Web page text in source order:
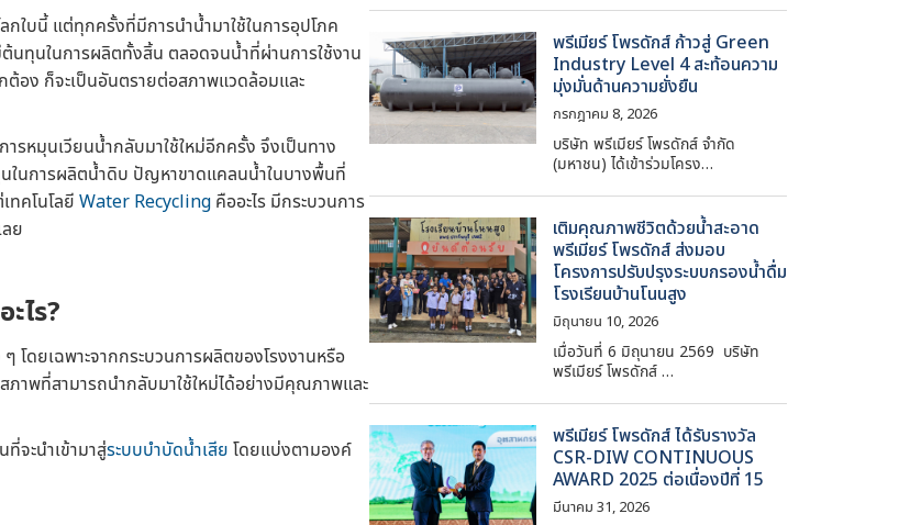
ใบนี้ แต่ทุกครั้งที่มีการนำน้ำมาใช้ในการอุปโภค
นทุนในการผลิตทั้งสิ้น ตลอดจนน้ำที่ผ่านการใช้งาน
ต้อง ก็จะเป็นอันตรายต่อสภาพแวดล้อมและ
ารหมุนเวียนน้ำกลับมาใช้ใหม่อีกครั้ง จึงเป็นทาง
ในการผลิตน้ำดิบ ปัญหาขาดแคลนน้ำในบางพื้นที่
ทคโนโลยี Water Recycling คืออะไร มีกระบวนการ
ย
ไร?
โดยเฉพาะจากกระบวนการผลิตของโรงงานหรือ
ภาพที่สามารถนำกลับมาใช้ใหม่ได้อย่างมีคุณภาพและ
จะนำเข้ามาสู่ระบบบำบัดน้ำเสีย โดยแบ่งตามองค์
พรีเมียร์ โพรดักส์ ก้าวสู่ Green
Industry Level 4 สะท้อนความ
มุ่งมั่นด้านความยั่งยืน
กรกฎาคม 8, 2026
บริษัท พรีเมียร์ โพรดักส์ จำกัด
(มหาชน) ได้เข้าร่วมโครง…
เติมคุณภาพชีวิตด้วยน้ำสะอาด
พรีเมียร์ โพรดักส์ ส่งมอบ
โครงการปรับปรุงระบบกรองน้ำดื่ม
โรงเรียนบ้านโนนสูง
มิถุนายน 10, 2026
เมื่อวันที่ 6 มิถุนายน 2569 บริษัท
พรีเมียร์ โพรดักส์ …
พรีเมียร์ โพรดักส์ ได้รับรางวัล
CSR-DIW CONTINUOUS
AWARD 2025 ต่อเนื่องปีที่ 15
มีนาคม 31, 2026